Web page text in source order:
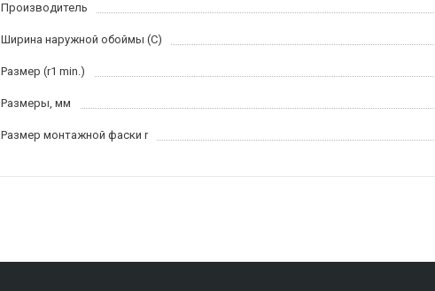
Производитель
Ширина наружной обоймы (C)
Размер (r1 min.)
Размеры, мм
Размер монтажной фаски r